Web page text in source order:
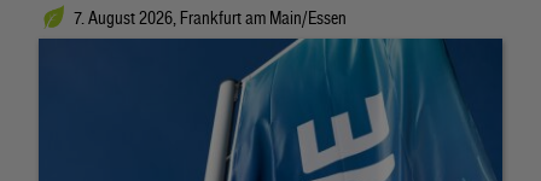
7. August 2026, Frankfurt am Main/Essen